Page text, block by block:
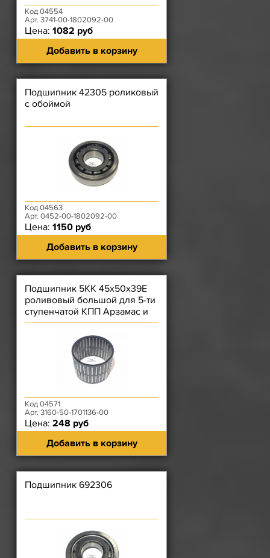
Код 04554
Арт. 3741-00-1802092-00
Цена: 1082 руб
Добавить в корзину
Подшипник 42305 роликовый
с обоймой
Код 04563
Арт. 0452-00-1802092-00
Цена: 1150 руб
Добавить в корзину
Подшипник 5КК 45х50х39Е
роливовый большой для 5-ти
ступенчатой КПП Арзамас и
косозубой РК
Код 04571
Арт. 3160-50-1701136-00
Цена: 248 руб
Добавить в корзину
Подшипник 692306